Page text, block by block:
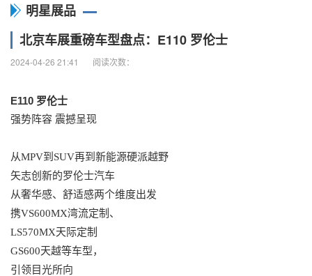
明星展品
北京车展重磅车型盘点：E110 罗伦士
2024-04-26 21:41 阅读次数：
E110 罗伦士
强势阵容 震撼呈现
从MPV到SUV再到新能源硬派越野
矢志创新的罗伦士汽车
从奢华感、舒适感两个维度出发
携VS600MX湾流定制、
LS570MX天际定制
GS600天越等车型，
引领目光所向